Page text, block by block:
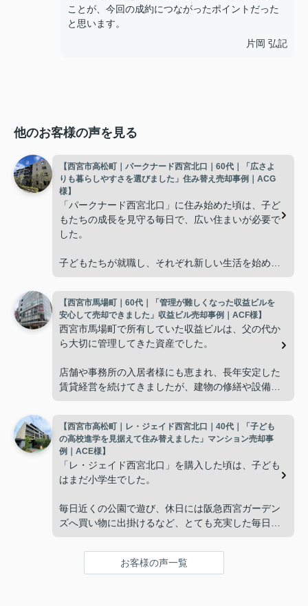
ことが、今回の成約につながったポイントだった
と思います。
片岡 弘記
他のお客様の声を見る
【西宮市高松町｜パークナード西宮北口｜60代｜「広さよ
りも暮らしやすさを選びました」住み替え売却事例｜ACG
様】
「パークナード西宮北口」に住み始めた頃は、子ど
もたちの成長を見守る毎日で、広い住まいが必要で
した。
子どもたちが就職し、それぞれ新しい生活を始める
使わない部屋が増え、
「今の私たちには少し広すぎるね。」
掃除や管理の負担も考え、夫婦二人にちょうど良い
インフィニティエステートさんへ相談すると、「パ
ークナード西宮北口」の査定だけでなく、住み替え
先とのスケジュールや資金計画まで丁寧にサポート
してくださいました。
販売活動では、西宮北口駅へのアクセス、阪急西宮
ガーデンズ、医療機関や買い物施設など、将来も安
した。
【西宮市馬場町｜60代｜「管理が難しくなった収益ビルを
安心して売却できました」収益ビル売却事例｜ACF様】
西宮市馬場町で所有していた収益ビルは、父の代か
ら大切に管理してきた資産でした。
店舗や事務所の入居者様にも恵まれ、長年安定した
賃貸経営を続けてきましたが、建物の修繕や設備更
子どもたちはそれぞれ別の仕事に就いており、
「将来、このビルの管理を任せるのは難しいかもし
れない。」
と家族で話し合うようになりました。
インフィニティエステートさんへ相談すると、収益
投資家向けの販売方法をご提案いただきました。
【西宮市高松町｜レ・ジェイド西宮北口｜40代｜「子ども
の高校進学を見据えて住み替えました」マンション売却事
例｜ACE様】
「レ・ジェイド西宮北口」を購入した頃は、子ども
はまだ小学生でした。
毎日近くの公園で遊び、休日には阪急西宮ガーデン
ズへ買い物に出掛けるなど、とても充実した毎日を
年月が経ち、子どもが高校進学を意識する年齢にな
お客様の声一覧